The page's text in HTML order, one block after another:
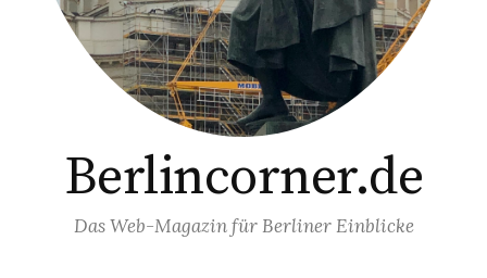
Berlincorner.de
Das Web-Magazin für Berliner Einblicke